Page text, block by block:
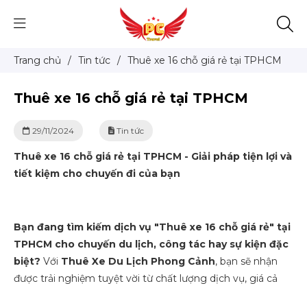
Trang chủ / Tin tức / Thuê xe 16 chỗ giá rẻ tại TPHCM
Thuê xe 16 chỗ giá rẻ tại TPHCM
29/11/2024 Tin tức
Thuê xe 16 chỗ giá rẻ tại TPHCM - Giải pháp tiện lợi và
tiết kiệm cho chuyến đi của bạn
Bạn đang tìm kiếm dịch vụ "Thuê xe 16 chỗ giá rẻ" tại
TPHCM cho chuyến du lịch, công tác hay sự kiện đặc
biệt? Với Thuê Xe Du Lịch Phong Cảnh, bạn sẽ nhận
được trải nghiệm tuyệt vời từ chất lượng dịch vụ, giá cả